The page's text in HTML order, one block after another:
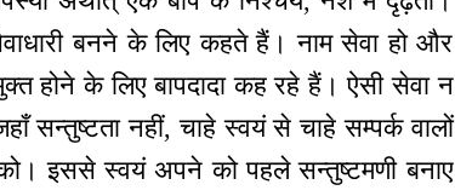
बनने के लिए कहते हैं। नाम सेवा हो और
होने के लिए बापदादा कह रहे हैं। ऐसी सेवा न
सन्तुष्टता नहीं, चाहे स्वयं से चाहे सम्पर्क वालों
इससे स्वयं अपने को पहले सन्तुष्टमणी बनाए